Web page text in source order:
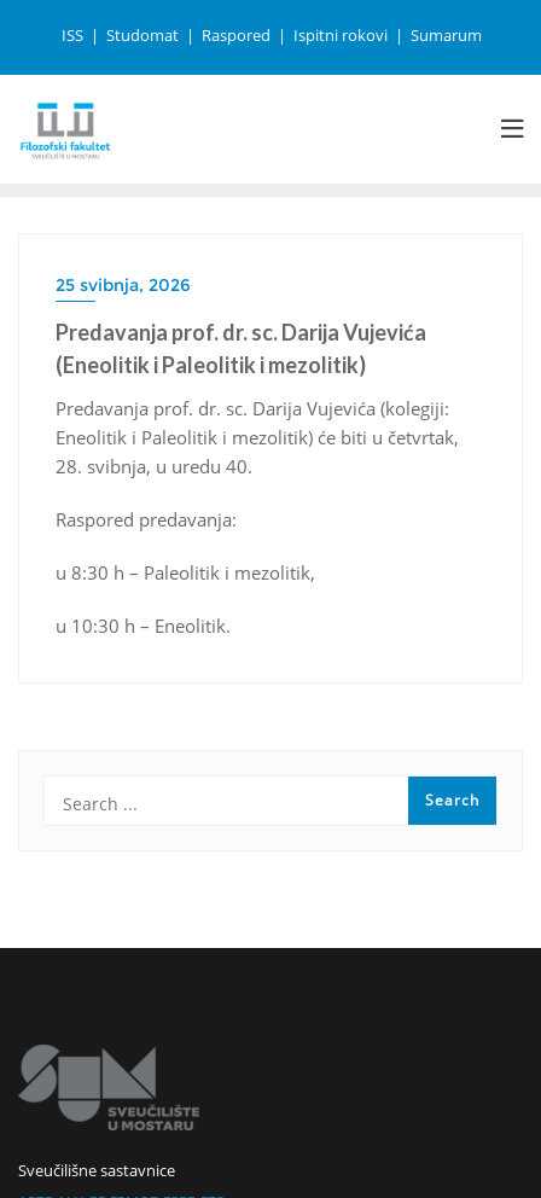
ISS Studomat Raspored Ispitni rokovi Sumarum
25 svibnja, 2026
Predavanja prof. dr. sc. Darija Vujevića
(Eneolitik i Paleolitik i mezolitik)
Predavanja prof. dr. sc. Darija Vujevića (kolegiji:
Eneolitik i Paleolitik i mezolitik) će biti u četvrtak,
28. svibnja, u uredu 40.
Raspored predavanja:
u 8:30 h – Paleolitik i mezolitik,
u 10:30 h – Eneolitik.
Sveučilišne sastavnice